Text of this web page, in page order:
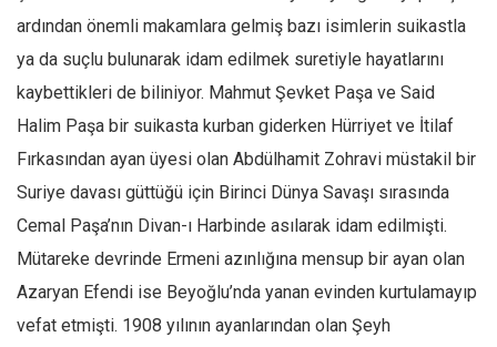
ardından önemli makamlara gelmiş bazı isimlerin suikastla
ya da suçlu bulunarak idam edilmek suretiyle hayatlarını
kaybettikleri de biliniyor. Mahmut Şevket Paşa ve Said
Halim Paşa bir suikasta kurban giderken Hürriyet ve İtilaf
Fırkasından ayan üyesi olan Abdülhamit Zohravi müstakil bir
Suriye davası güttüğü için Birinci Dünya Savaşı sırasında
Cemal Paşa’nın Divan-ı Harbinde asılarak idam edilmişti.
Mütareke devrinde Ermeni azınlığına mensup bir ayan olan
Azaryan Efendi ise Beyoğlu’nda yanan evinden kurtulamayıp
vefat etmişti. 1908 yılının ayanlarından olan Şeyh